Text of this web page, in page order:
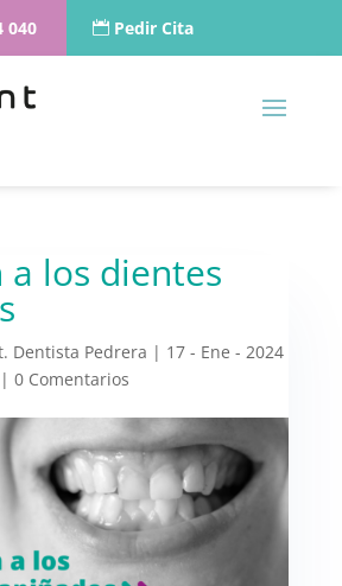
040 Pedir Cita
a los dientes
Dentista Pedrera | 17 - Ene - 2024
| 0 Comentarios